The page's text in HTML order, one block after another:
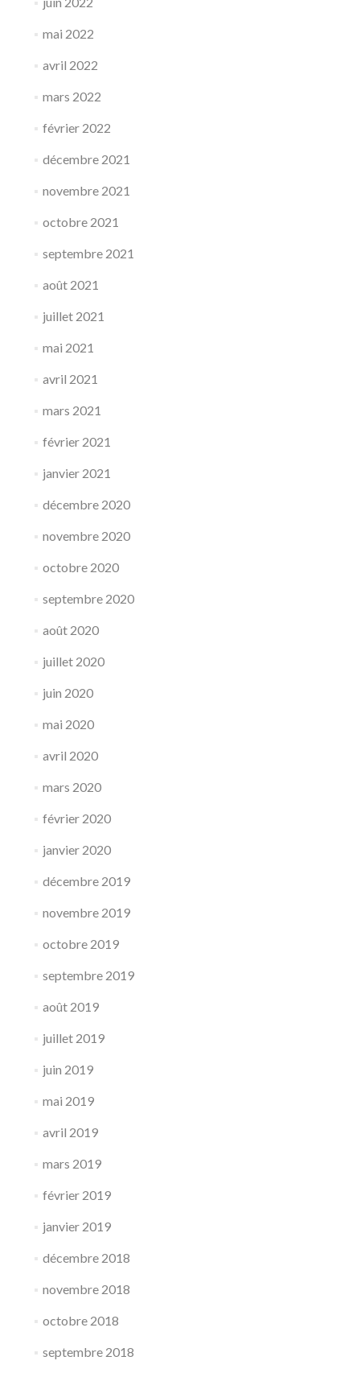
mai 2022
avril 2022
mars 2022
février 2022
décembre 2021
novembre 2021
octobre 2021
septembre 2021
août 2021
juillet 2021
mai 2021
avril 2021
mars 2021
février 2021
janvier 2021
décembre 2020
novembre 2020
octobre 2020
septembre 2020
août 2020
juillet 2020
juin 2020
mai 2020
avril 2020
mars 2020
février 2020
janvier 2020
décembre 2019
novembre 2019
octobre 2019
septembre 2019
août 2019
juillet 2019
juin 2019
mai 2019
avril 2019
mars 2019
février 2019
janvier 2019
décembre 2018
novembre 2018
octobre 2018
septembre 2018